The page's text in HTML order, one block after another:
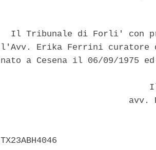
Il Tribunale di Forli' con
l'Avv. Erika Ferrini curatore
nato a Cesena il 06/09/1975